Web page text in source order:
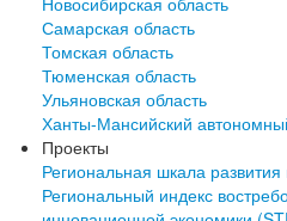
Самарская область
Томская область
Тюменская область
Ульяновская область
Ханты-Мансийский
Проекты
Региональная шкала
Региональный индекс